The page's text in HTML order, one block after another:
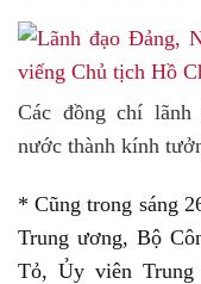
Các đồng chí lãnh
nước thành kính
* Cũng trong sáng
Trung ương, Bộ
Tỏ, Ủy viên